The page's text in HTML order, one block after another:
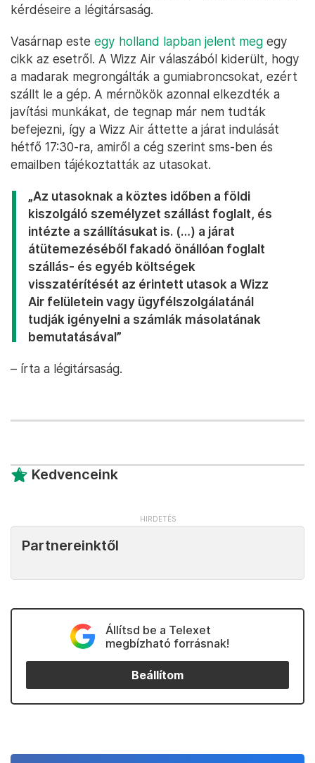
kérdéseire a légitársaság.
Vasárnap este egy holland lapban jelent meg egy
cikk az esetről. A Wizz Air válaszából kiderült, hogy
a madarak megrongálták a gumiabroncsokat, ezért
szállt le a gép. A mérnökök azonnal elkezdték a
javítási munkákat, de tegnap már nem tudták
befejezni, így a Wizz Air áttette a járat indulását
hétfő 17:30-ra, amiről a cég szerint sms-ben és
emailben tájékoztatták az utasokat.
„Az utasoknak a köztes időben a földi
kiszolgáló személyzet szállást foglalt, és
intézte a szállításukat is. (…) a járat
átütemezéséből fakadó önállóan foglalt
szállás- és egyéb költségek
visszatérítését az érintett utasok a Wizz
Air felületein vagy ügyfélszolgálatánál
tudják igényelni a számlák másolatának
bemutatásával”
– írta a légitársaság.
Kedvenceink
Partnereinktől
Állítsd be a Telexet
megbízható forrásnak!
Beállítom